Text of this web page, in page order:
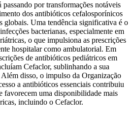
por transformações notáveis
dos antibióticos cefalosporínicos
globais. Uma tendência significativa é o
bacterianas, especialmente em
o que impulsiona as prescrições
hospitalar como ambulatorial. Em
de antibióticos pediátricos em
Cefaclor, sublinhando a sua
disso, o impulso da Organização
a antibióticos essenciais contribuiu
favorecem uma disponibilidade mais
incluindo o Cefaclor.